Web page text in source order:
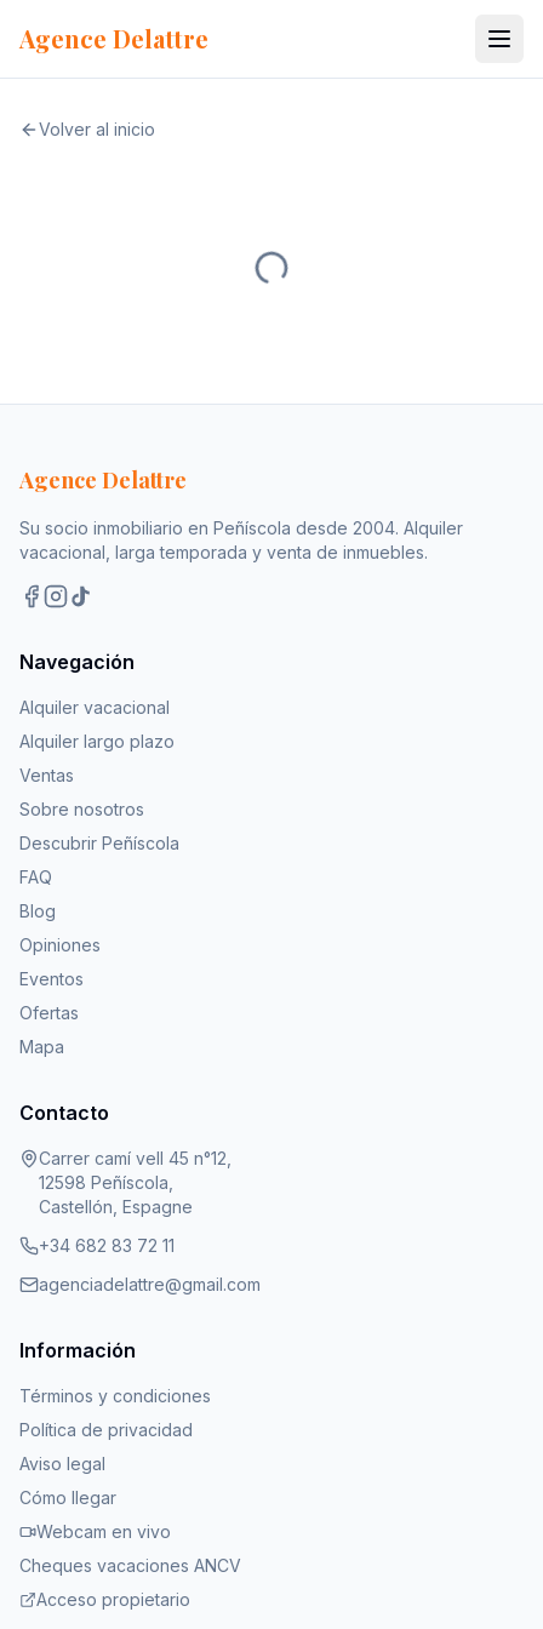
Agence Delattre
Volver al inicio
Agence Delattre
Su socio inmobiliario en Peñíscola desde 2004. Alquiler
vacacional, larga temporada y venta de inmuebles.
Navegación
Alquiler vacacional
Alquiler largo plazo
Ventas
Sobre nosotros
Descubrir Peñíscola
FAQ
Blog
Opiniones
Eventos
Ofertas
Mapa
Contacto
Carrer camí vell 45 n°12,
12598 Peñíscola,
Castellón, Espagne
+34 682 83 72 11
agenciadelattre@gmail.com
Información
Términos y condiciones
Política de privacidad
Aviso legal
Cómo llegar
Webcam en vivo
Cheques vacaciones ANCV
Acceso propietario